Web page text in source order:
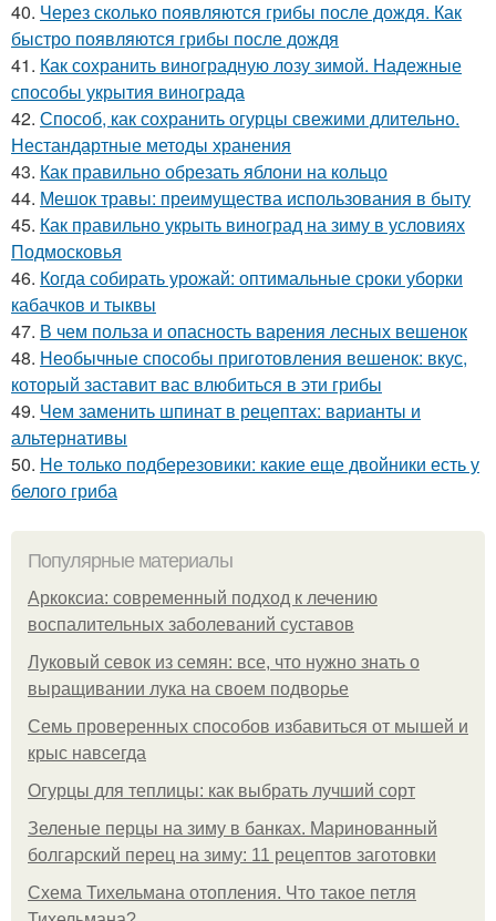
40. Через сколько появляются грибы после дождя. Как
быстро появляются грибы после дождя
41. Как сохранить виноградную лозу зимой. Надежные
способы укрытия винограда
42. Способ, как сохранить огурцы свежими длительно.
Нестандартные методы хранения
43. Как правильно обрезать яблони на кольцо
44. Мешок травы: преимущества использования в быту
45. Как правильно укрыть виноград на зиму в условиях
Подмосковья
46. Когда собирать урожай: оптимальные сроки уборки
кабачков и тыквы
47. В чем польза и опасность варения лесных вешенок
48. Необычные способы приготовления вешенок: вкус,
который заставит вас влюбиться в эти грибы
49. Чем заменить шпинат в рецептах: варианты и
альтернативы
50. Не только подберезовики: какие еще двойники есть у
белого гриба
Популярные материалы
Аркоксиа: современный подход к лечению
воспалительных заболеваний суставов
Луковый севок из семян: все, что нужно знать о
выращивании лука на своем подворье
Семь проверенных способов избавиться от мышей и
крыс навсегда
Огурцы для теплицы: как выбрать лучший сорт
Зеленые перцы на зиму в банках. Маринованный
болгарский перец на зиму: 11 рецептов заготовки
Схема Тихельмана отопления. Что такое петля